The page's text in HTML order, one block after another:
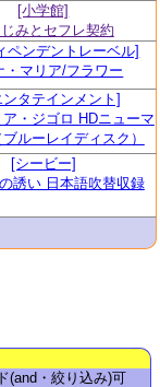
(and・絞り込み)可
[小学館]
みとセフレ契約
ペンデントレーベル]
・マリア/フラワー
ンタテインメント]
・ジゴロ HDニューマ
ルーレイディスク）
[シービー]
誘い 日本語吹替収録